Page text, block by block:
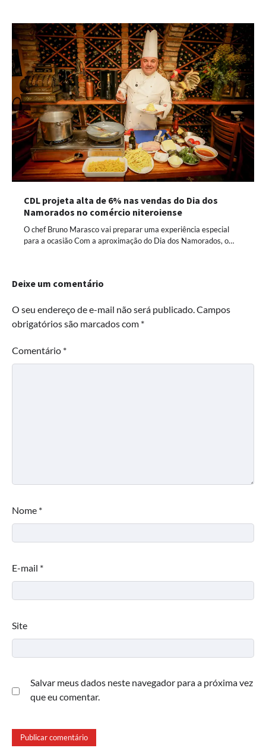
CDL projeta alta de 6% nas vendas do Dia dos
Namorados no comércio niteroiense
O chef Bruno Marasco vai preparar uma experiência especial
para a ocasião Com a aproximação do Dia dos Namorados, o…
Deixe um comentário
O seu endereço de e-mail não será publicado. Campos
obrigatórios são marcados com *
Comentário *
Nome *
E-mail *
Site
Salvar meus dados neste navegador para a próxima vez
que eu comentar.